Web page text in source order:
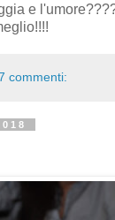
e
commenti: